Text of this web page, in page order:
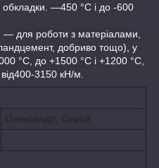
—450 °C і до -600
— для роботи з матеріалами,
добриво тощо), у
°C, до +1500 °C і +1200 °C,
3150 кН/м.
Олександр, Сергій